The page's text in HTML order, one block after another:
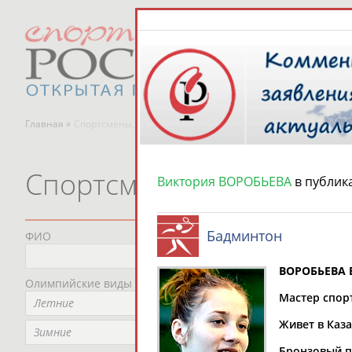
Главная » Спортсмены, тренеры и специалисты
Спортсмены, тренеры
ФИО
Олимпийские виды спорта
Летние
Зимние
Не
Виктория ВОРОБЬЕВА в
Бадминтон
ВОРОБЬЕВА
Мастер
Живет в